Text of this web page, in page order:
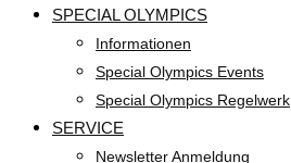
SPECIAL OLYMPICS
Informationen
Special Olympics Events
Special Olympics Regelwerk
SERVICE
Newsletter Anmeldung